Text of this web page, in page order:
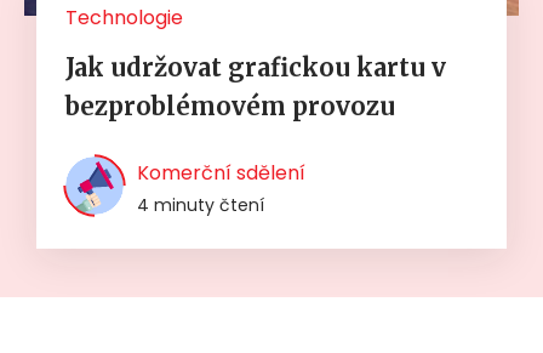
Technologie
Jak udržovat grafickou kartu v
bezproblémovém provozu
Komerční sdělení
4 minuty čtení